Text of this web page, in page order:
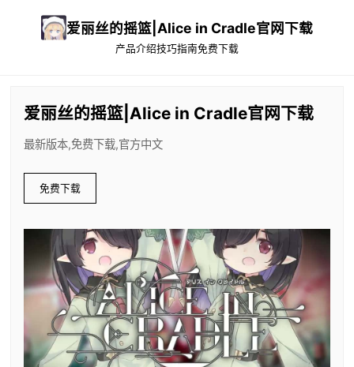
爱丽丝的摇篮|Alice in Cradle官网下载
产品介绍技巧指南免费下载
爱丽丝的摇篮|Alice in Cradle官网下载
最新版本,免费下载,官方中文
免费下载